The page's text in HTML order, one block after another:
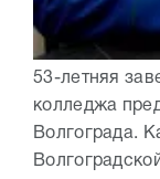
53-летняя
колледжа
Волгограда.